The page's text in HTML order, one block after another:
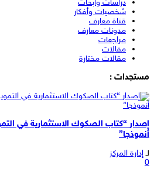
دراسات وأبحاث
شخصيات وأفكار
قناة معارف
مدونات معارف
مراجعات
مقالات
مقالات مختارة
مستجدات :
إصدار “كتاب الصكوك الاستثمارية في
أنموذجا”
لـ إدارة المركز
0